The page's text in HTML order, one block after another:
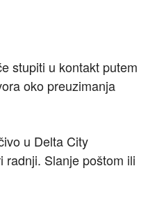
stupiti u kontakt putem
oko preuzimanja
u Delta City
radnji. Slanje poštom ili